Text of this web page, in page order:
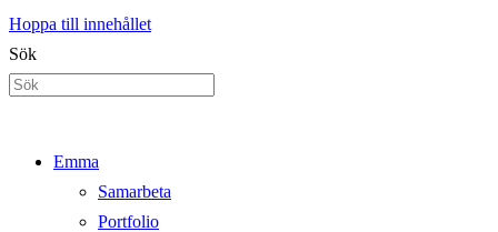
Hoppa till innehållet
Sök
Emma
Samarbeta
Portfolio